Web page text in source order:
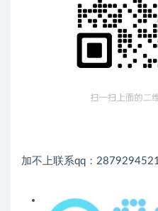
加不上联系qq：2879294521